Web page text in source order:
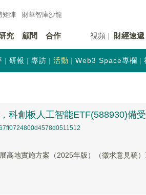
矩陣 財華智庫沙龍
究 顧問 合作 視頻 財經速遞
研報 專訪 活動 Web3 Space專欄
科創板人工智能ETF(588930)備
高地實施方案（2025年版）（徵求意見稿）